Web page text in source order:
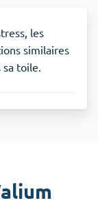
les
similaires
toile.